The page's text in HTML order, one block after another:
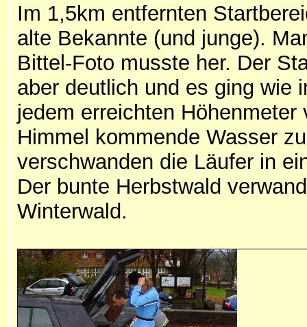
Im 1,5km entfernten
alte Bekannte (und junge).
Bittel-Foto musste her. Der
aber deutlich und es ging wie
jedem erreichten
Himmel kommende Wasser
verschwanden die Läufer in
Der bunte Herbstwald
Winterwald.